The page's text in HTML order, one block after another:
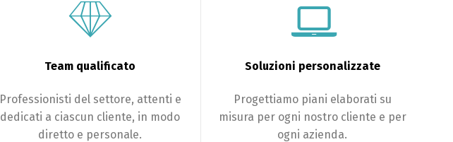
Team qualificato
Professionisti del settore, attenti e
dedicati a ciascun cliente, in modo
diretto e personale.
Soluzioni personalizzate
Progettiamo piani elaborati su
misura per ogni nostro cliente e per
ogni azienda.